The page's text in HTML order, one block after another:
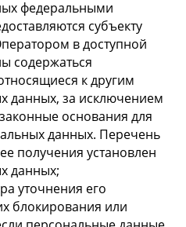
федеральными
субъекту
в доступной
содержаться
к другим
данных, за исключением
основания для
данных. Перечень
получения установлен
данных;
уточнения его
блокирования или